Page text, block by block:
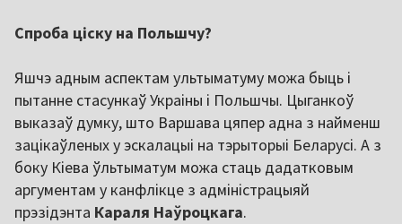
Спроба ціску на Польшчу?
Яшчэ адным аспектам ультыматуму можа быць і
пытанне стасункаў Украіны і Польшчы. Цыганкоў
выказаў думку, што Варшава цяпер адна з найменш
зацікаўленых у эскалацыі на тэрыторыі Беларусі. А з
боку Кіева ўльтыматум можа стаць дадатковым
аргументам у канфлікце з адміністрацыяй
прэзідэнта Караля Наўроцкага.